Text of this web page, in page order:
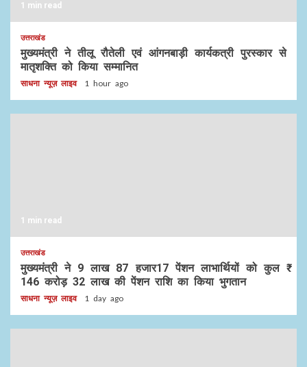
1 min read
उत्तराखंड
मुख्यमंत्री ने तीलू रौतेली एवं आंगनबाड़ी कार्यकत्री पुरस्कार से
मातृशक्ति को किया सम्मानित
साधना न्यूज़ लाइव 1 hour ago
1 min read
उत्तराखंड
मुख्यमंत्री ने 9 लाख 87 हजार17 पेंशन लाभार्थियों को कुल ₹
146 करोड़ 32 लाख की पेंशन राशि का किया भुगतान
साधना न्यूज़ लाइव 1 day ago